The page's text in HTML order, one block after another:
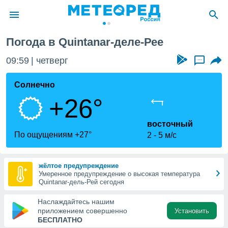
о
Вы можете
к этому
доступ
Погода в Quintanar-деле-Рее
09:59 четверг ...
Солнечно
+26°
По ощущениям +27°
восточный
2
5 м/с
жёлтое предупреждение
Умеренное предупреждение о высокая температура
Quintanar-дель-Рей сегодня
Наслаждайтесь нашим
приложением совершенно
БЕСПЛАТНО
Установить